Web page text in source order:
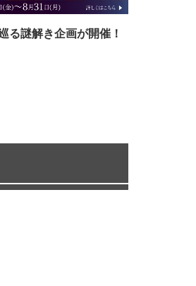
る謎解き企画が開催！